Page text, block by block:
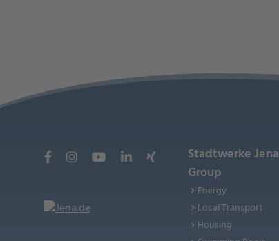
Stadtwerke Jena
Group
Energy
Local Transport
Housing